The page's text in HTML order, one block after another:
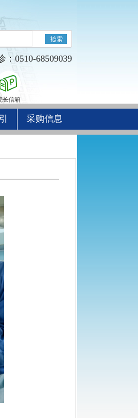
：0510-68509039
长信箱
采购信息